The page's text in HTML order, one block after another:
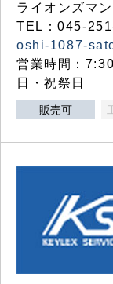
ライオンズマ
TEL：045-
oshi-1087-
営業時間：
日・祝祭日
販売可